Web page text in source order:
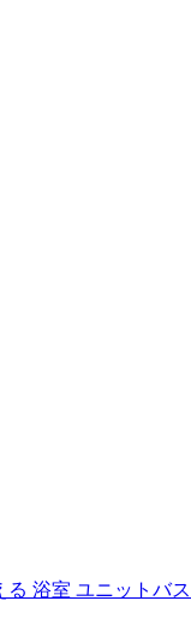
浴室 ユニットバ